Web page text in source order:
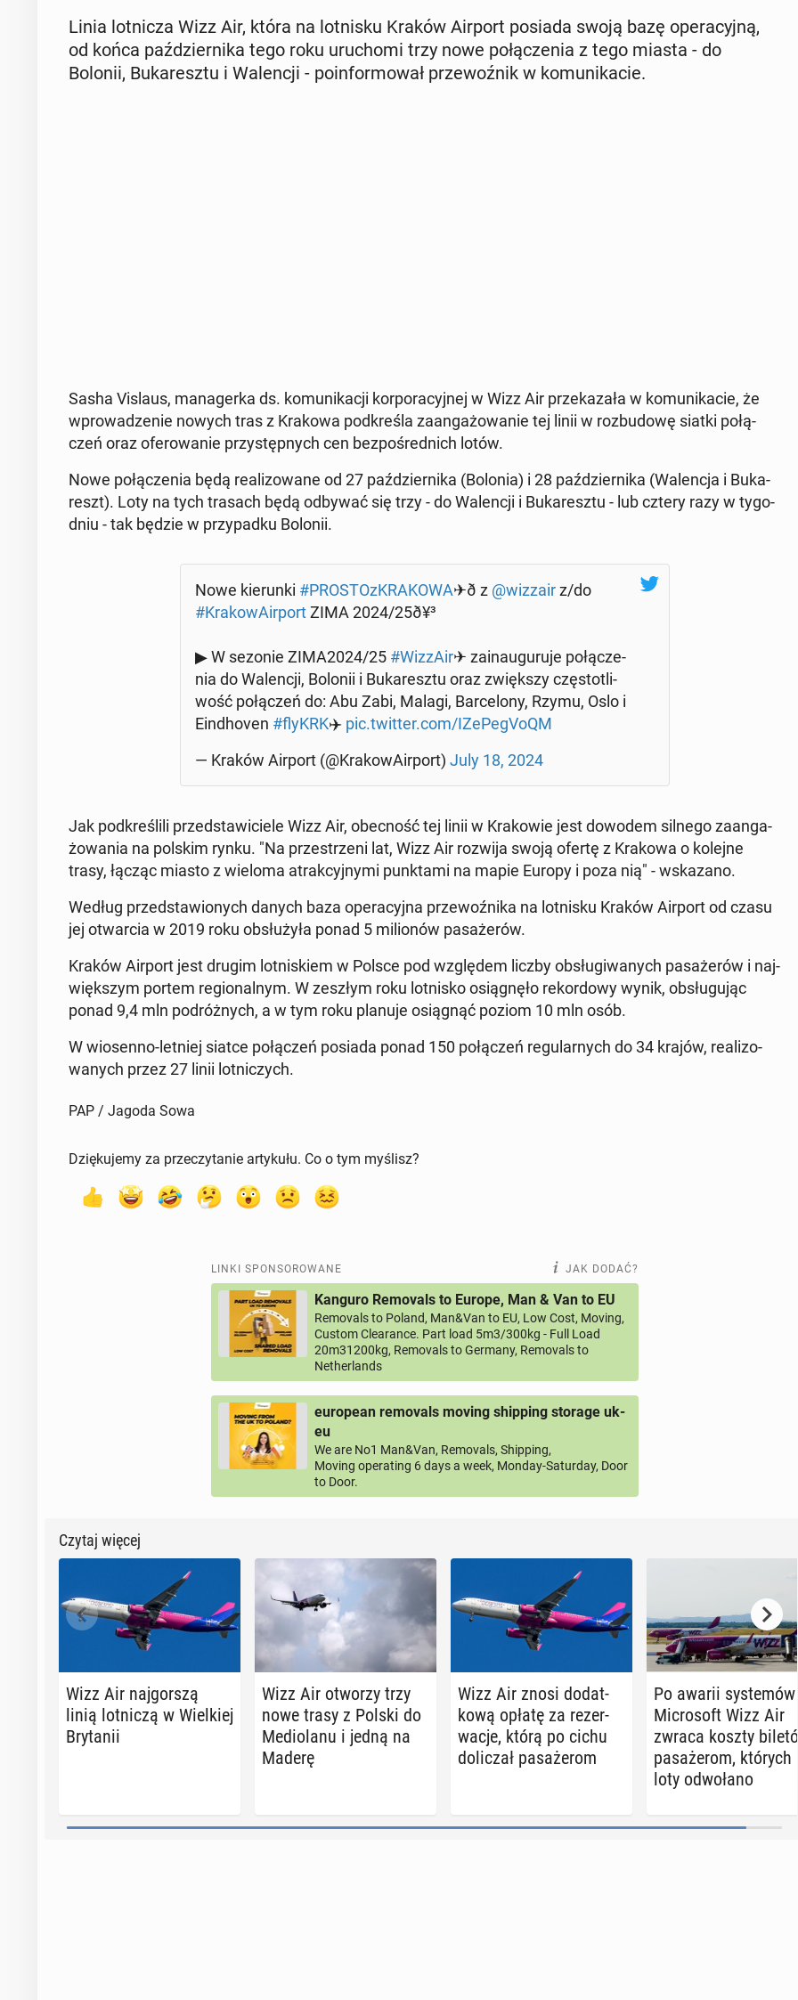
Linia lot­ni­cza Wizz Air, która na lot­ni­sku Kraków Airport posiada swoją bazę ope­ra­cyj­ną,
od końca paź­dzier­ni­ka tego roku uru­cho­mi trzy nowe po­łą­cze­nia z tego miasta - do
Bolonii, Bu­ka­resz­tu i Wa­len­cji - po­in­for­mo­wał prze­woź­nik w ko­mu­ni­ka­cie.
Sasha Vislaus, ma­na­ger­ka ds. ko­mu­ni­ka­cji kor­po­ra­cyj­nej w Wizz Air prze­ka­za­ła w ko­mu­ni­ka­cie, że
wpro­wa­dze­nie nowych tras z Krakowa pod­kre­śla za­an­ga­żo­wa­nie tej linii w roz­bu­do­wę siatki po­łą­
czeń oraz ofe­ro­wa­nie przy­stęp­nych cen bez­po­śred­nich lotów.
Nowe po­łą­cze­nia będą re­ali­zo­wa­ne od 27 paź­dzier­ni­ka (Bolonia) i 28 paź­dzier­ni­ka (Wa­len­cja i Bu­ka­
reszt). Loty na tych trasach będą odbywać się trzy - do Wa­len­cji i Bu­ka­resz­tu - lub cztery razy w ty­go­
dniu - tak będzie w przy­pad­ku Bolonii.
Nowe kie­run­ki #PRO­STOz­KRA­KO­WA✈ð z @wizzairz/do
#Kra­ko­wA­ir­portZIMA 2024/25ð¥³
▶ W sezonie ZIMA2024/25 #WizzAir✈ za­in­au­gu­ru­je po­łą­cze­
nia do Wa­len­cji, Bolonii i Bu­ka­resz­tu oraz zwięk­szy czę­sto­tli­
wość po­łą­czeń do: Abu Zabi, Malagi, Bar­ce­lo­ny, Rzymu, Oslo i
Ein­dho­ven #flyKRK✈️ pic.twitter.com/IZe­Pe­gVo­QM
— Kraków Airport (@Kra­ko­wA­ir­port) July 18, 2024
Jak pod­kre­śli­li przed­sta­wi­cie­le Wizz Air, obec­ność tej linii w Kra­ko­wie jest dowodem silnego za­an­ga­
żo­wa­nia na polskim rynku. "Na prze­strze­ni lat, Wizz Air rozwija swoją ofertę z Krakowa o kolejne
trasy, łącząc miasto z wieloma atrak­cyj­ny­mi punk­ta­mi na mapie Europy i poza nią" - wska­za­no.
Według przed­sta­wio­nych danych baza ope­ra­cyj­na prze­woź­ni­ka na lot­ni­sku Kraków Airport od czasu
jej otwar­cia w 2019 roku ob­słu­ży­ła ponad 5 mi­lio­nów pa­sa­że­rów.
Kraków Airport jest drugim lot­ni­skiem w Polsce pod wzglę­dem liczby ob­słu­gi­wa­nych pa­sa­że­rów i naj­
więk­szym portem re­gio­nal­nym. W zeszłym roku lot­ni­sko osią­gnę­ło re­kor­do­wy wynik, ob­słu­gu­jąc
ponad 9,4 mln po­dróż­nych, a w tym roku planuje osią­gnąć poziom 10 mln osób.
W wio­sen­no-letniej siatce po­łą­czeń posiada ponad 150 po­łą­czeń re­gu­lar­nych do 34 krajów, re­ali­zo­
wa­nych przez 27 linii lot­ni­czych.
PAP / Jagoda Sowa
Dziękujemy za przeczytanie artykułu. Co o tym myślisz?
LINKI SPONSOROWANE JAK DODAĆ?
Kanguro Removals to Europe, Man & Van to EU
Removals to Poland, Man&Van to EU, Low Cost, Moving,
Custom Clearance. Part load 5m3/300kg - Full Load
20m31200kg, Removals to Germany, Removals to
Netherlands
european removals moving shipping storage uk-
eu
We are No1 Man&Van, Removals, Shipping,
Moving operating 6 days a week, Monday-Saturday, Door
to Door.
Czytaj więcej
Wizz Air naj­gor­szą
linią lot­ni­czą w Wiel­kiej
Bry­ta­nii
Wizz Air otworzy trzy
nowe trasy z Polski do
Me­dio­la­nu i jedną na
Maderę
Wizz Air znosi do­dat­
ko­wą opłatę za re­zer­
wa­cje, którą po cichu
do­li­czał pa­sa­że­rom
Po awarii sys­te­mów
Mi­cro­soft Wizz Air
zwraca koszty
pa­sa­że­rom, których
loty od­wo­ła­no